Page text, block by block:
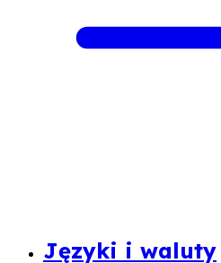
Języki i waluty